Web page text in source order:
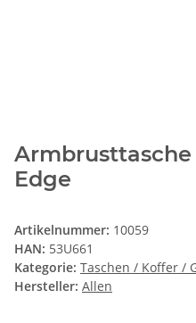
Edge
Artikelnummer: 10059
HAN: 53U661
Kategorie: Taschen / Koffer /
Hersteller: Allen